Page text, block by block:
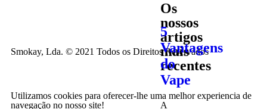
Os
nossos
artigos
mais
recentes
5
Vantagens
do
Vape
A
Smokay, Lda. © 2021 Todos os Direitos Reservados
Utilizamos cookies para oferecer-lhe uma melhor experiencia de
navegação no nosso site!